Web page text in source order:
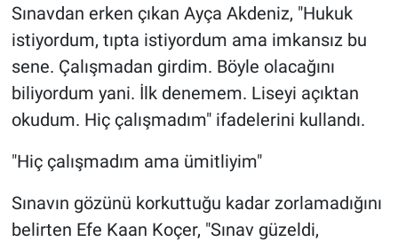
Sınavdan erken çıkan Ayça Akdeniz, "Hukuk
istiyordum, tıpta istiyordum ama imkansız bu
sene. Çalışmadan girdim. Böyle olacağını
biliyordum yani. İlk denemem. Liseyi açıktan
okudum. Hiç çalışmadım" ifadelerini kullandı.
"Hiç çalışmadım ama ümitliyim"
Sınavın gözünü korkuttuğu kadar zorlamadığını
belirten Efe Kaan Koçer, "Sınav güzeldi,